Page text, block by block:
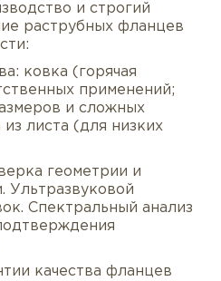
и строгий
раструбных фланцев
ковка (горячая
применений;
и сложных
листа (для низких
геометрии и
Ультразвуковой
Спектральный анализ
качества фланцев